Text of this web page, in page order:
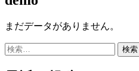
まだデータがありません。
検